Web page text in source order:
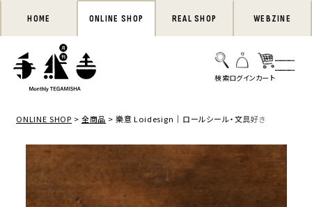
HOME ONLINE SHOP REAL SHOP WEBZINE
ONLINE SHOP 全商品 樂意 Loidesign｜ロールシール・文具好き